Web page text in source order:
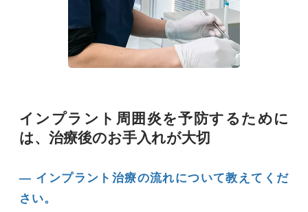
インプラント周囲炎を予防するために
は、治療後のお手入れが大切
― インプラント治療の流れについて教えてくだ
さい。